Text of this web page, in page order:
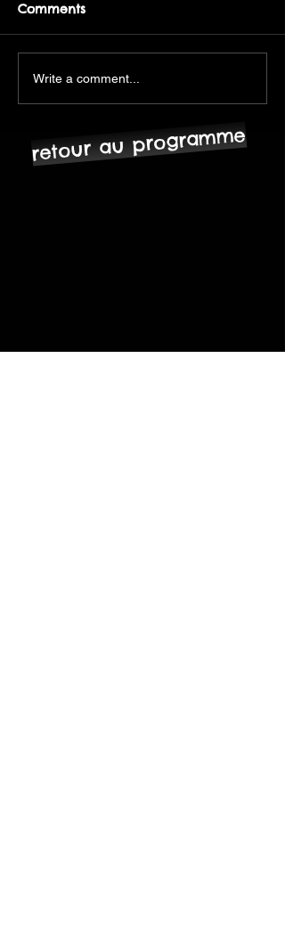
Comments
Write a comment...
retour au programme